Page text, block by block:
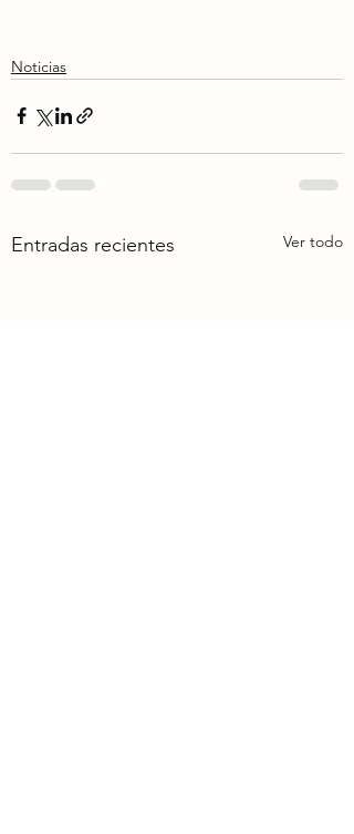
Noticias
Entradas recientes Ver todo